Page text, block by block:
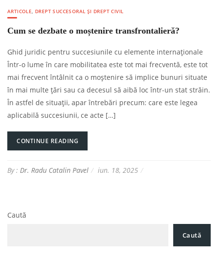
ARTICOLE, DREPT SUCCESORAL ȘI DREPT CIVIL
Cum se dezbate o moștenire transfrontalieră?
Ghid juridic pentru succesiunile cu elemente internaționale
Într-o lume în care mobilitatea este tot mai frecventă, este tot
mai frecvent întâlnit ca o moștenire să implice bunuri situate
în mai multe țări sau ca decesul să aibă loc într-un stat străin.
În astfel de situații, apar întrebări precum: care este legea
aplicabilă succesiunii, ce acte […]
CONTINUE READING
By : Dr. Radu Catalin Pavel iun. 18, 2025
Caută
Caută